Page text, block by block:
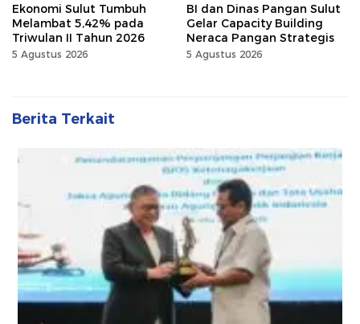
Ekonomi Sulut Tumbuh
Melambat 5,42% pada
Triwulan II Tahun 2026
5 Agustus 2026
BI dan Dinas Pangan Sulut
Gelar Capacity Building
Neraca Pangan Strategis
5 Agustus 2026
Berita Terkait